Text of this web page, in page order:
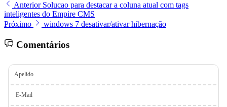
Anterior Solucao para destacar a coluna atual com tags
inteligentes do Empire CMS
Próximo
windows 7 desativar/ativar hibernação
Comentários
Apelido
E-Mail